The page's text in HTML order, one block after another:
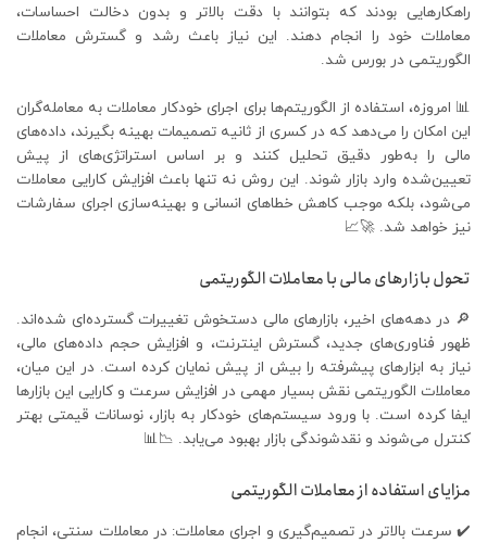
راهکارهایی بودند که بتوانند با دقت بالاتر و بدون دخالت احساسات،
معاملات خود را انجام دهند. این نیاز باعث رشد و گسترش معاملات
الگوریتمی در بورس شد.
📊 امروزه، استفاده از الگوریتم‌ها برای اجرای خودکار معاملات به معامله‌گران
این امکان را می‌دهد که در کسری از ثانیه تصمیمات بهینه بگیرند، داده‌های
مالی را به‌طور دقیق تحلیل کنند و بر اساس استراتژی‌های از پیش
تعیین‌شده وارد بازار شوند. این روش نه تنها باعث افزایش کارایی معاملات
می‌شود، بلکه موجب کاهش خطاهای انسانی و بهینه‌سازی اجرای سفارشات
نیز خواهد شد. 🚀📈
تحول بازارهای مالی با معاملات الگوریتمی
🔎 در دهه‌های اخیر، بازارهای مالی دستخوش تغییرات گسترده‌ای شده‌اند.
ظهور فناوری‌های جدید، گسترش اینترنت، و افزایش حجم داده‌های مالی،
نیاز به ابزارهای پیشرفته را بیش از پیش نمایان کرده است. در این میان،
معاملات الگوریتمی نقش بسیار مهمی در افزایش سرعت و کارایی این بازارها
ایفا کرده است. با ورود سیستم‌های خودکار به بازار، نوسانات قیمتی بهتر
کنترل می‌شوند و نقدشوندگی بازار بهبود می‌یابد. 📉📊
مزایای استفاده از معاملات الگوریتمی
✔️ سرعت بالاتر در تصمیم‌گیری و اجرای معاملات: در معاملات سنتی، انجام